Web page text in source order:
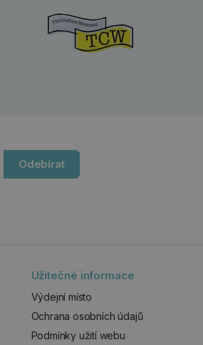
Odebírat
Užitečné informace
Výdejní místo
Ochrana osobních údajů
Podmínky užití webu